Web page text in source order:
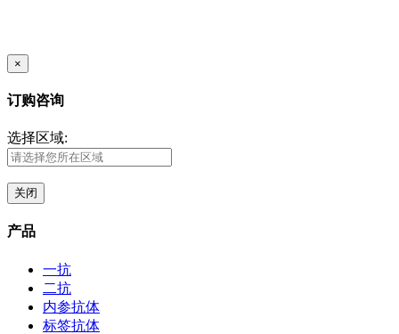
×
订购咨询
选择区域:
关闭
产品
一抗
二抗
内参抗体
标签抗体